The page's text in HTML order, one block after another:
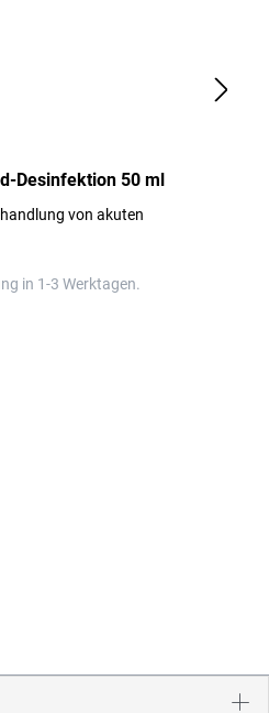
Desinfektion 50 ml
von akuten
in 1-3 Werktagen.